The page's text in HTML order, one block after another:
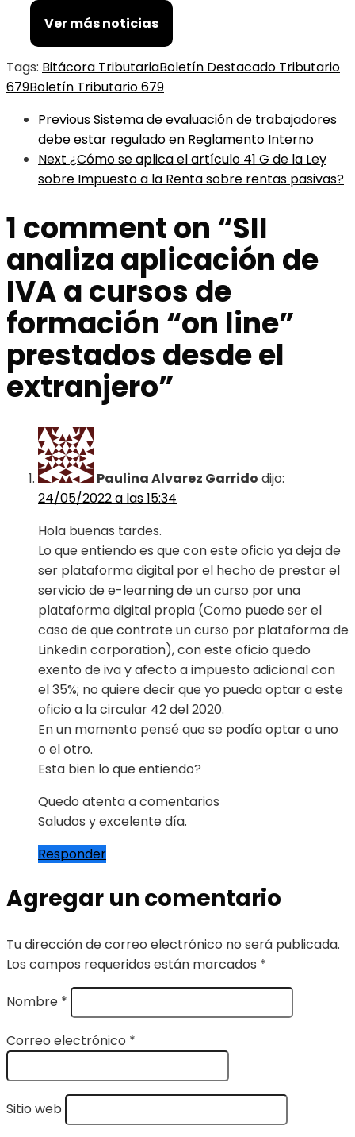
Ver más noticias
Tags: Bitácora TributariaBoletín Destacado Tributario
679Boletín Tributario 679
PreviousSistema de evaluación de trabajadores
debe estar regulado en Reglamento Interno
Next ¿Cómo se aplica el artículo 41 G de la Ley
sobre Impuesto a la Renta sobre rentas pasivas?
1 comment on “SII
analiza aplicación de
IVA a cursos de
formación “on line”
prestados desde el
extranjero”
Paulina Alvarez Garrido dijo:
24/05/2022 a las 15:34
Hola buenas tardes.
Lo que entiendo es que con este oficio ya deja de
ser plataforma digital por el hecho de prestar el
servicio de e-learning de un curso por una
plataforma digital propia (Como puede ser el
caso de que contrate un curso por plataforma de
Linkedin corporation), con este oficio quedo
exento de iva y afecto a impuesto adicional con
el 35%; no quiere decir que yo pueda optar a este
oficio a la circular 42 del 2020.
En un momento pensé que se podía optar a uno
o el otro.
Esta bien lo que entiendo?
Quedo atenta a comentarios
Saludos y excelente día.
Responder
Agregar un comentario
Tu dirección de correo electrónico no será publicada.
Los campos requeridos están marcados *
Nombre *
Correo electrónico *
Sitio web